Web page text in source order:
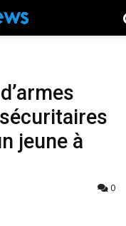
jeune à
0